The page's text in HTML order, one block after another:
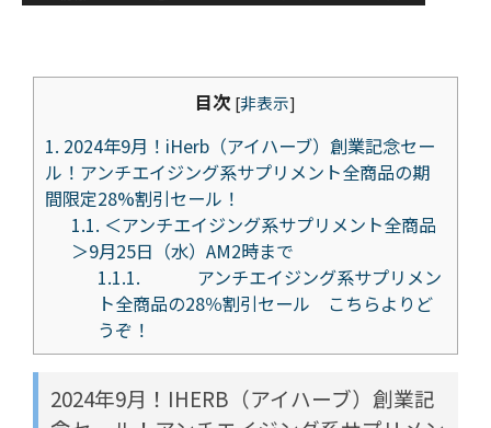
目次 [非表示]
1. 2024年9月！iHerb（アイハーブ）創業記念セー
ル！アンチエイジング系サプリメント全商品の期
間限定28%割引セール！
1.1. ＜アンチエイジング系サプリメント全商品
＞9月25日（水）AM2時まで
1.1.1. アンチエイジング系サプリメン
ト全商品の28％割引セール こちらよりど
うぞ！
2024年9月！IHERB（アイハーブ）創業記